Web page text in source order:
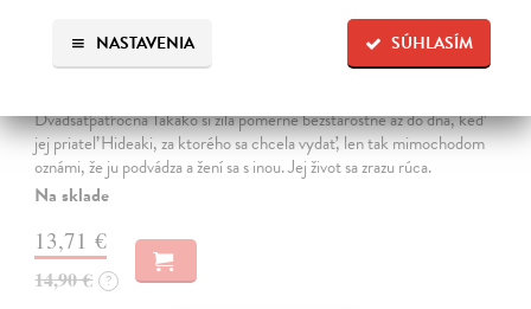
SÚHLASÍM
NASTAVENIA
Dni v kníhkupectve Morisaki
Dvadsaťpäťročná Takako si žila pomerne bezstarostne až do dňa, keď
jej priateľ Hideaki, za ktorého sa chcela vydať, len tak mimochodom
oznámi, že ju podvádza a žení sa s inou. Jej život sa zrazu rúca.
Na sklade
13,71 €
14,90 € ?